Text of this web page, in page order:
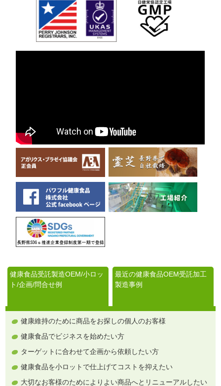
健康食品受託製造OEM/小ロッ
ト/企画/問合せ例
最近の健康食品OEM受託加工
製造事例
健康維持のために商品をお探しの個人のお客様
健康食品でビジネスを始めたい方
ターゲットに合わせて企画から依頼したい方
健康食品を小ロットで仕上げてコストを抑えたい
大切なお客様のためによりよい商品へとリニューアルしたい